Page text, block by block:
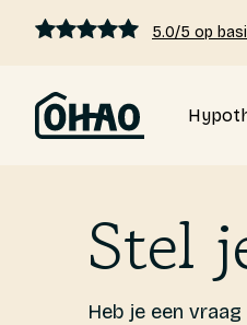
5.0/5 op
Hypotheekrente
Hypotheek berekenen
Stel
Heb je een